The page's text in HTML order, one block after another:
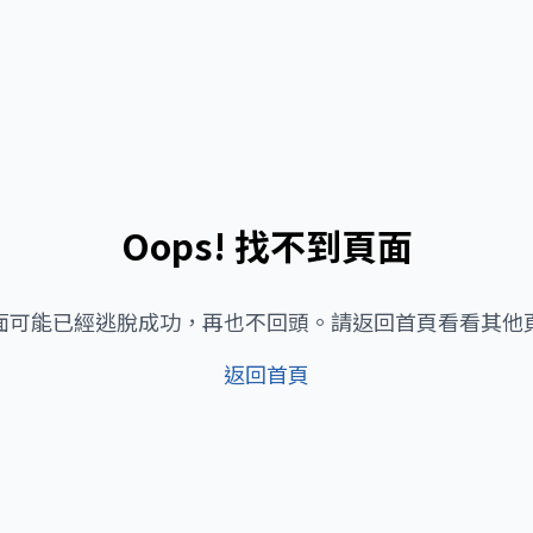
Oops! 找不到頁面
可能已經逃脫成功，再也不回頭。請返回首頁看看其他
返回首頁